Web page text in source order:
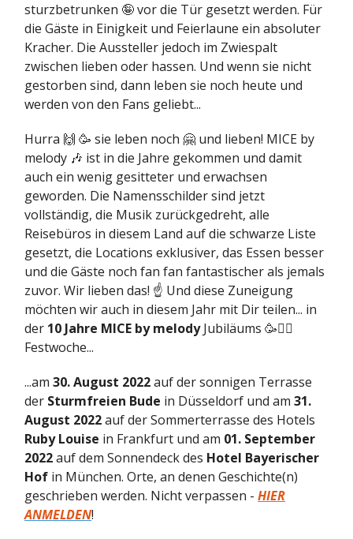
sturzbetrunken 🤪 vor die Tür gesetzt werden. Für
die Gäste in Einigkeit und Feierlaune ein absoluter
Kracher. Die Aussteller jedoch im Zwiespalt
zwischen lieben oder hassen. Und wenn sie nicht
gestorben sind, dann leben sie noch heute und
werden von den Fans geliebt...
Hurra 🙌 🥳 sie leben noch 🤗 und lieben! MICE by
melody 🎶 ist in die Jahre gekommen und damit
auch ein wenig gesitteter und erwachsen
geworden. Die Namensschilder sind jetzt
vollständig, die Musik zurückgedreht, alle
Reisebüros in diesem Land auf die schwarze Liste
gesetzt, die Locations exklusiver, das Essen besser
und die Gäste noch fan fan fantastischer als jemals
zuvor. Wir lieben das! ☝️ Und diese Zuneigung
möchten wir auch in diesem Jahr mit Dir teilen... in
der 10 Jahre MICE by melodyJubiläums 🥳👯‍♂️
Festwoche...
...am 30. August 2022auf der sonnigen Terrasse
der Sturmfreien Bude in Düsseldorf und am 31.
August 2022auf der Sommerterrasse des Hotels
Ruby Louise in Frankfurt und am 01. September
2022auf dem Sonnendeck des Hotel Bayerischer
Hof in München. Orte, an denen Geschichte(n)
geschrieben werden. Nicht verpassen - HIER
ANMELDEN!